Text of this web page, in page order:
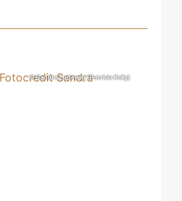
© Sandra Ludewig (Patricia Kelly)